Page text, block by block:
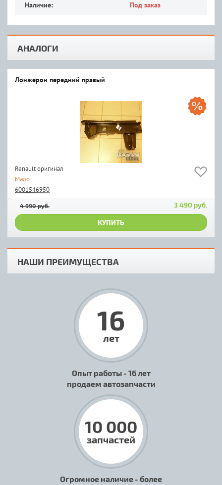
Наличие: Под заказ
АНАЛОГИ
Лонжерон передний правый
Renault оригинал
Мало
6001546950
3 490 руб.
4 990 руб.
КУПИТЬ
НАШИ ПРЕИМУЩЕСТВА
16
лет
Опыт работы - 16 лет
продаем автозапчасти
10 000
запчастей
Огромное наличие - более